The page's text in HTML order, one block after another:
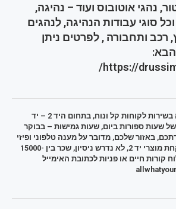
נהגי אוטובוס ועוד – נהיגה,
סוגי עבודות הנהיגה, לנהגים
רכב ותחבורה , לפרטים ניתן
https://
דרושים דרושות לעבודה בשירות לקוחות קל ונוח, בתחום היד 2 – יד
שעות ספורות ביום, שעות גמישות – בבוקר
באזור שלכם, מדובר על מענה טלפוני ופיזי
ללקוחות המעוניינים לקחת מוצרי יד 2, לא נדרש ניסיון, שכר בין 15000-
קורות חיים או פניות לכתובת האימייל